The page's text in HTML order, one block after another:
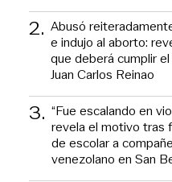
2. Abusó
e indujo al aborto:
que deberá cumplir
Juan Carlos Reinao
3. “Fue escalando en
revela el motivo tras
de escolar a
venezolano en San